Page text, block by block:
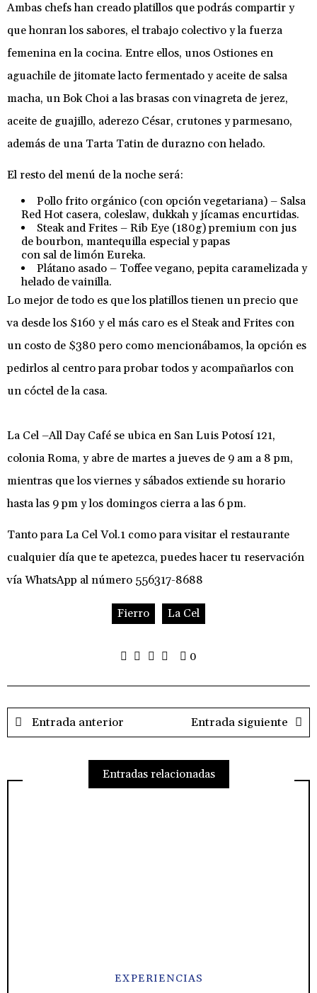
Ambas chefs han creado platillos que podrás compartir y
que honran los sabores, el trabajo colectivo y la fuerza
femenina en la cocina. Entre ellos, unos Ostiones en
aguachile de jitomate lacto fermentado y aceite de salsa
macha, un Bok Choi a las brasas con vinagreta de jerez,
aceite de guajillo, aderezo César, crutones y parmesano,
además de una Tarta Tatin de durazno con helado.
El resto del menú de la noche será:
Pollo frito orgánico (con opción vegetariana) – Salsa
Red Hot casera, coleslaw, dukkah y jícamas encurtidas.
Steak and Frites – Rib Eye (180g) premium con jus
de bourbon, mantequilla especial y papas
con sal de limón Eureka.
Plátano asado – Toffee vegano, pepita caramelizada y
helado de vainilla.
Lo mejor de todo es que los platillos tienen un precio que
va desde los $160 y el más caro es el Steak and Frites con
un costo de $380 pero como mencionábamos, la opción es
pedirlos al centro para probar todos y acompañarlos con
un cóctel de la casa.
La Cel –All Day Café se ubica en San Luis Potosí 121,
colonia Roma, y abre de martes a jueves de 9 am a 8 pm,
mientras que los viernes y sábados extiende su horario
hasta las 9 pm y los domingos cierra a las 6 pm.
Tanto para La Cel Vol.1 como para visitar el restaurante
cualquier día que te apetezca, puedes hacer tu reservación
vía WhatsApp al número 556317-8688
Fierro La Cel
0
Entrada anterior Entrada siguiente
Entradas relacionadas
EXPERIENCIAS